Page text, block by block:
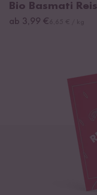
Bio Basmati Reis
ab 3,99 €